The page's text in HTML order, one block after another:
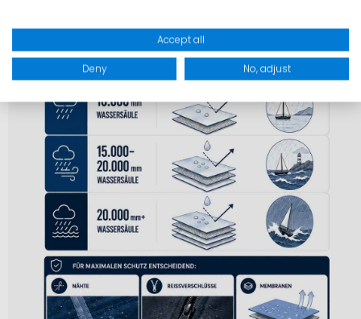
Accept all
Deny No, adjust